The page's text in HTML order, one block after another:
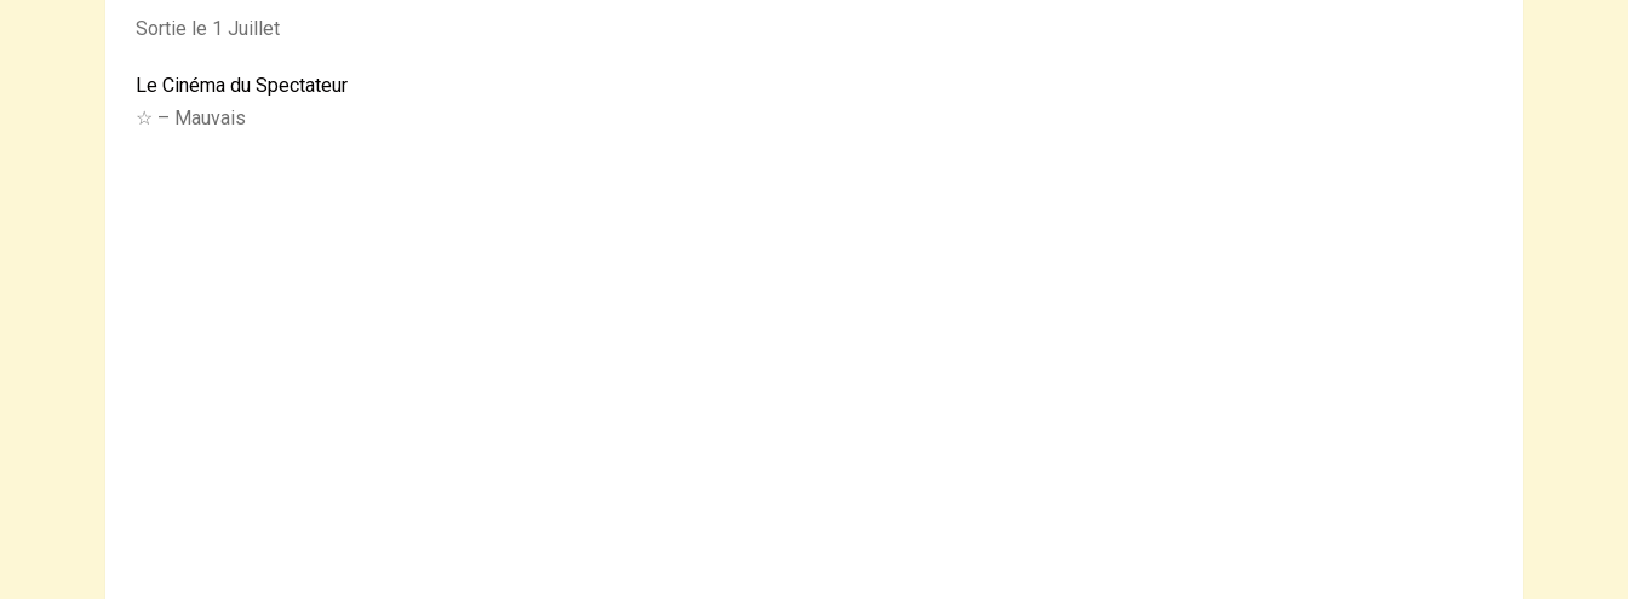
Sortie le 1 Juillet
Le Cinéma du Spectateur
☆ – Mauvais